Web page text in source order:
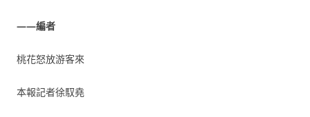
——編者
桃花怒放游客來
本報記者徐馭堯